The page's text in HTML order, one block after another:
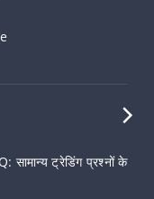
सामान्य ट्रेडिंग प्रश्नों के